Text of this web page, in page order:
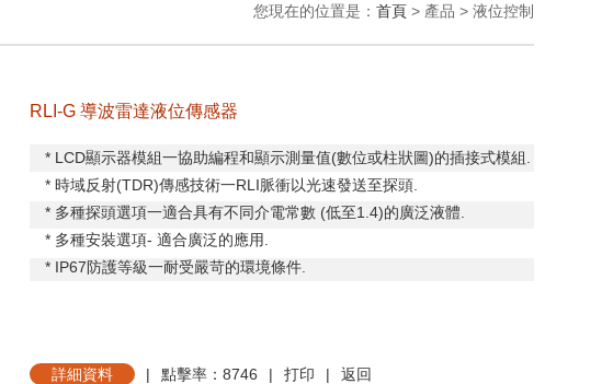
您現在的位置是： 首頁 > 產品 > 液位控制
RLI-G 導波雷達液位傳感器
* LCD顯示器模組一協助編程和顯示測量值(數位或柱狀圖)的插接式模組
* 時域反射(TDR)傳感技術一RLI脈衝以光速發送至探頭
* 多種探頭選項一適合具有不同介電常數 (低至1.4)的廣泛液體
* 多種安裝選項- 適合廣泛的應用
* IP67防護等級一耐受嚴苛的環境條件
詳細資料 | 點擊率：8746 | 打印 | 返回